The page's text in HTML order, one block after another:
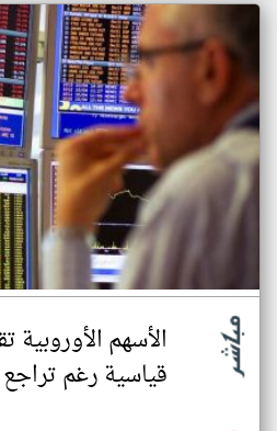
الأسهم
قياسية رغم تراجع